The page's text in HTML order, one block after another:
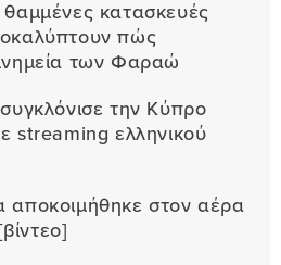
κατασκευές
πώς
των Φαραώ
την Κύπρο
streaming ελληνικού
αποκοιμήθηκε στον αέρα